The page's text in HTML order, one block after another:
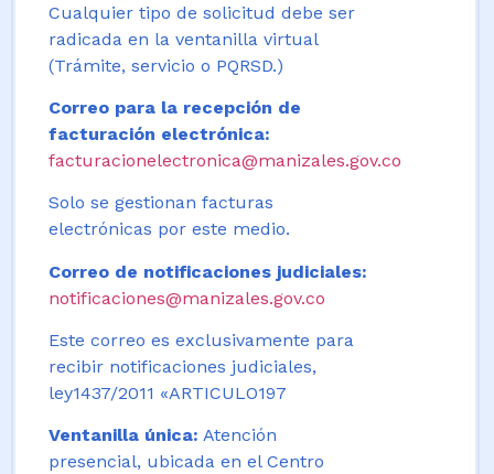
Cualquier tipo de solicitud debe ser
radicada en la ventanilla virtual
(Trámite, servicio o PQRSD.)
Correo para la recepción de
facturación electrónica:
facturacionelectronica@manizales.gov.co
Solo se gestionan facturas
electrónicas por este medio.
Correo de notificaciones judiciales:
notificaciones@manizales.gov.co
Este correo es exclusivamente para
recibir notificaciones judiciales,
ley1437/2011 «ARTICULO197
Ventanilla única: Atención
presencial, ubicada en el Centro